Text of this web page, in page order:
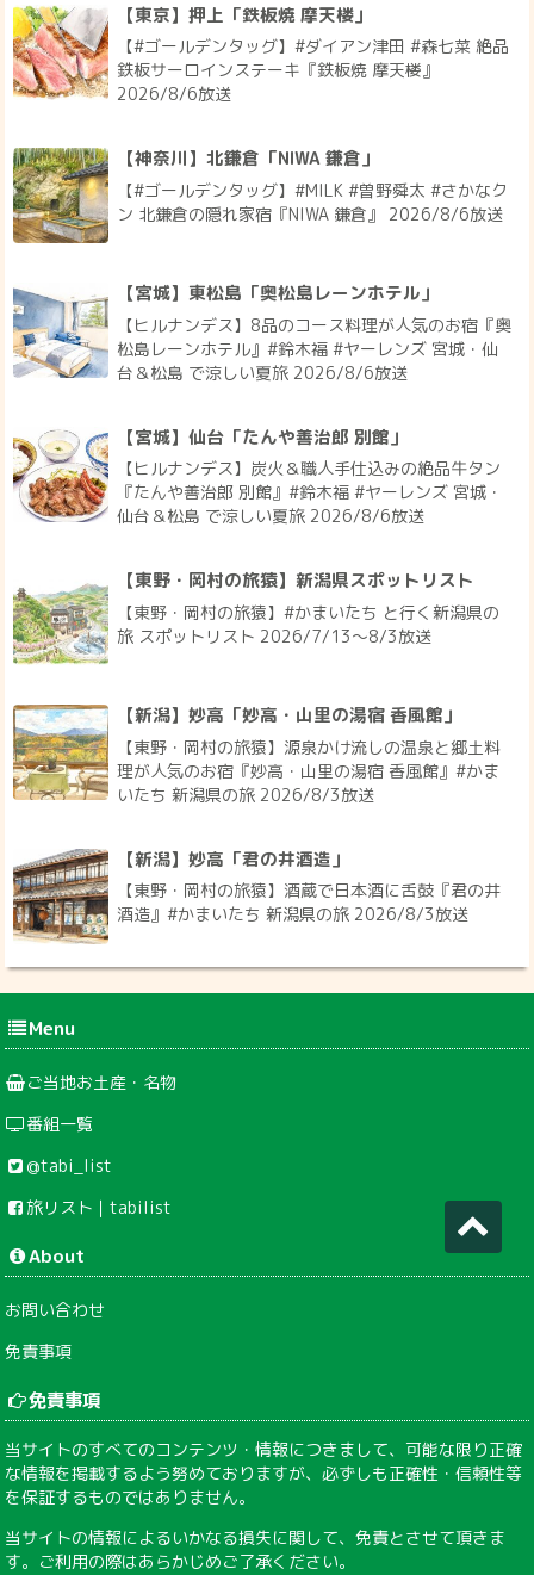
【東京】押上「鉄板焼 摩天楼」
【#ゴールデンタッグ】#ダイアン津田 #森七菜 絶品
鉄板サーロインステーキ『鉄板焼 摩天楼』
2026/8/6放送
【神奈川】北鎌倉「NIWA 鎌倉」
【#ゴールデンタッグ】#MILK #曽野舜太 #さかなク
ン 北鎌倉の隠れ家宿『NIWA 鎌倉』 2026/8/6放送
【宮城】東松島「奥松島レーンホテル」
【ヒルナンデス】8品のコース料理が人気のお宿『奥
松島レーンホテル』#鈴木福 #ヤーレンズ 宮城・仙
台＆松島 で涼しい夏旅 2026/8/6放送
【宮城】仙台「たんや善治郎 別館」
【ヒルナンデス】炭火＆職人手仕込みの絶品牛タン
『たんや善治郎 別館』#鈴木福 #ヤーレンズ 宮城・
仙台＆松島 で涼しい夏旅 2026/8/6放送
【東野・岡村の旅猿】新潟県スポットリスト
【東野・岡村の旅猿】#かまいたち と行く新潟県の
旅 スポットリスト 2026/7/13〜8/3放送
【新潟】妙高「妙高・山里の湯宿 香風館」
【東野・岡村の旅猿】源泉かけ流しの温泉と郷土料
理が人気のお宿『妙高・山里の湯宿 香風館』#かま
いたち 新潟県の旅 2026/8/3放送
【新潟】妙高「君の井酒造」
【東野・岡村の旅猿】酒蔵で日本酒に舌鼓『君の井
酒造』#かまいたち 新潟県の旅 2026/8/3放送
Menu
ご当地お土産・名物
番組一覧
@tabi_list
旅リスト｜tabilist
About
お問い合わせ
免責事項
免責事項
当サイトのすべてのコンテンツ・情報につきまして、可能な限り正確
な情報を掲載するよう努めておりますが、必ずしも正確性・信頼性等
を保証するものではありません。
当サイトの情報によるいかなる損失に関して、免責とさせて頂きま
す。ご利用の際はあらかじめご了承ください。